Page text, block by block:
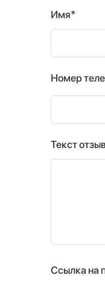
Имя*
Номер
Текст
Ссылка на